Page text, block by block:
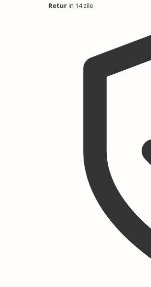
Retur in 14 zile